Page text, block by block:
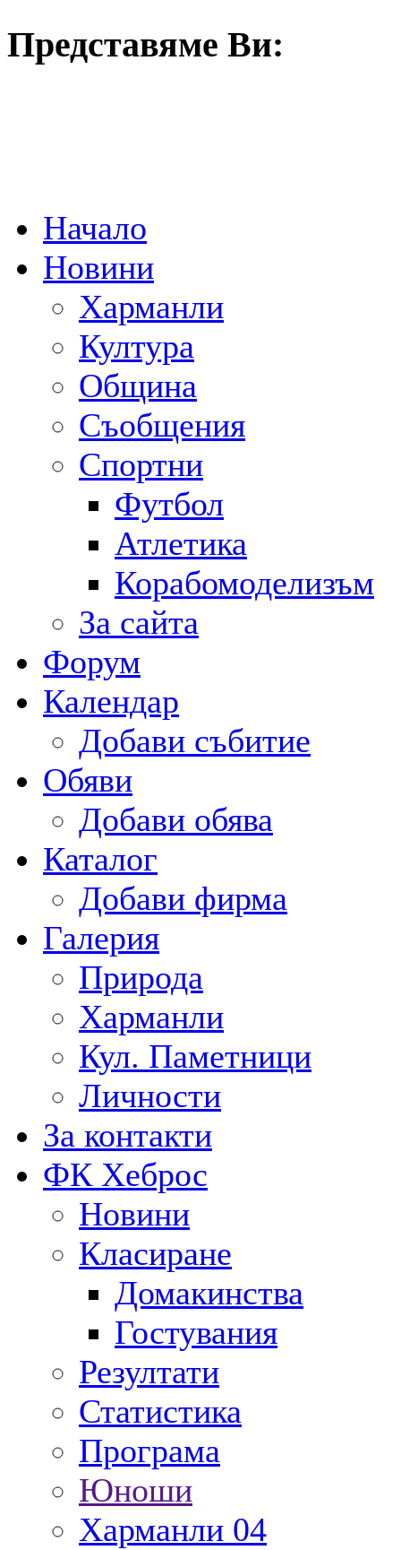
Представяме Ви:
Начало
Новини
Харманли
Култура
Община
Съобщения
Спортни
Футбол
Атлетика
Корабомоделизъм
За сайта
Форум
Календар
Добави събитие
Обяви
Добави обява
Каталог
Добави фирма
Галерия
Природа
Харманли
Кул. Паметници
Личности
За контакти
ФК Хеброс
Новини
Класиране
Домакинства
Гостувания
Резултати
Статистика
Програма
Юноши
Харманли 04